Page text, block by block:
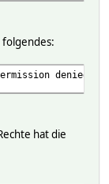
folgendes:
denied
hat die